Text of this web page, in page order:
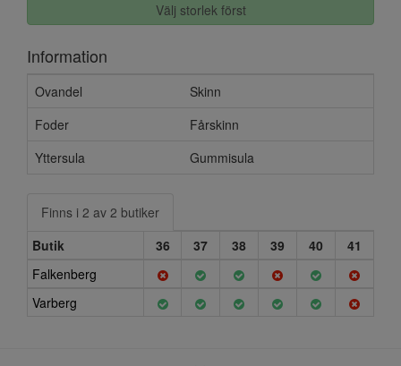
Välj storlek först
Information
Ovandel
Skinn
Foder
Fårskinn
Yttersula
Gummisula
Finns i 2 av 2 butiker
Butik
36 37 38 39 40
41
Falkenberg
Varberg